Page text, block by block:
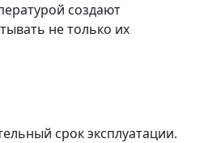
создают
не только их
срок эксплуатации.